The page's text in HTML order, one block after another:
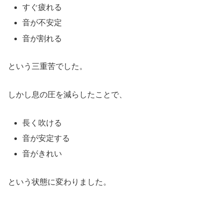
すぐ疲れる
音が不安定
音が割れる
という三重苦でした。
しかし息の圧を減らしたことで、
長く吹ける
音が安定する
音がきれい
という状態に変わりました。